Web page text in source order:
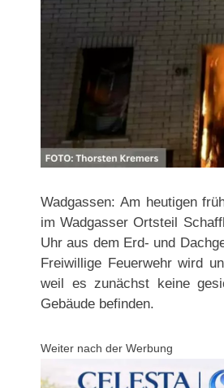
Wadgassen: Am heutigen
im Wadgasser Ortsteil
Uhr aus dem Erd- und
Freiwillige Feuerwehr wird
weil es zunächst keine
Gebäude befinden.
Weiter nach der Werbung